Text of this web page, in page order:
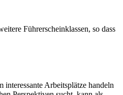
Führerscheinklassen, so dass
Arbeitsplätze handeln